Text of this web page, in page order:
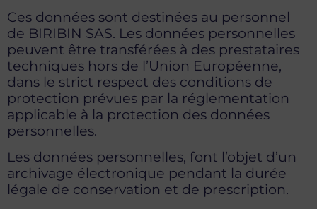
Ces données sont destinées au personnel
de BIRIBIN SAS. Les données personnelles
peuvent être transférées à des prestataires
techniques hors de l’Union Européenne,
dans le strict respect des conditions de
protection prévues par la réglementation
applicable à la protection des données
personnelles.
Les données personnelles, font l’objet d’un
archivage électronique pendant la durée
légale de conservation et de prescription.